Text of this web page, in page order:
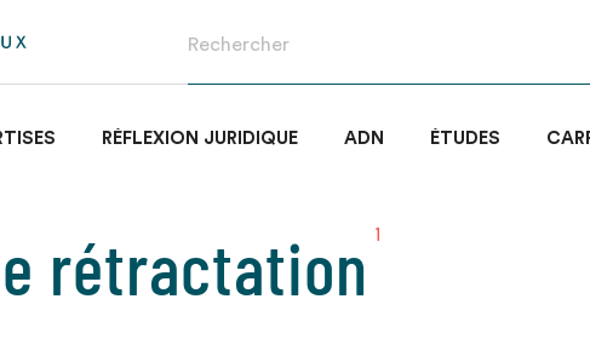
RÉFLEXION JURIDIQUE ADN ÉTUDES
rétractation 1